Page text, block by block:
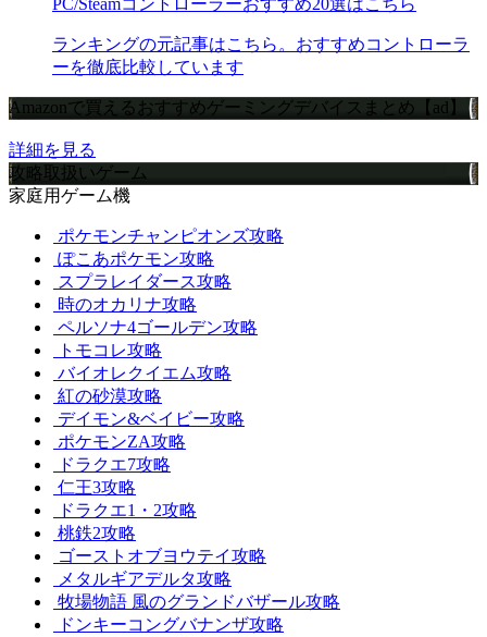
PC/Steamコントローラーおすすめ20選はこちら
ランキングの元記事はこちら。おすすめコントローラ
ーを徹底比較しています
Amazonで買えるおすすめゲーミングデバイスまとめ【ad】
詳細を見る
攻略取扱いゲーム
家庭用ゲーム機
ポケモンチャンピオンズ攻略
ぽこあポケモン攻略
スプラレイダース攻略
時のオカリナ攻略
ペルソナ4ゴールデン攻略
トモコレ攻略
バイオレクイエム攻略
紅の砂漠攻略
デイモン&ベイビー攻略
ポケモンZA攻略
ドラクエ7攻略
仁王3攻略
ドラクエ1・2攻略
桃鉄2攻略
ゴーストオブヨウテイ攻略
メタルギアデルタ攻略
牧場物語 風のグランドバザール攻略
ドンキーコングバナンザ攻略